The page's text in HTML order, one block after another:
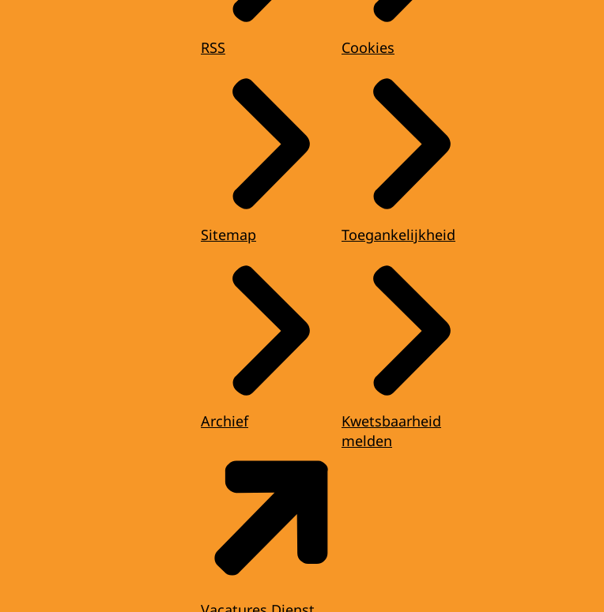
RSS
Sitemap
Archief
Cookies
Toegankelijkheid
Kwetsbaarheid
melden